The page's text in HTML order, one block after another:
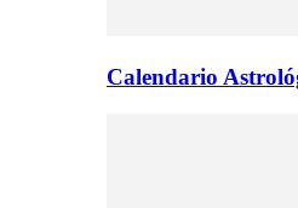
Calendario